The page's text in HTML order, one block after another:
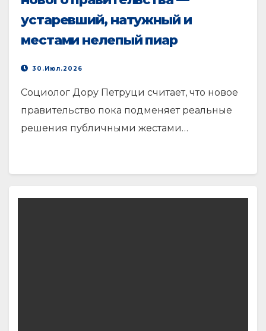
устаревший, натужный и
местами нелепый пиар
30.Июл.2026
Социолог Дору Петруци считает, что новое
правительство пока подменяет реальные
решения публичными жестами…